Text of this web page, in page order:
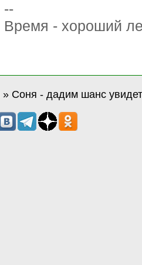
--
Время - хороший
» Соня - дадим шанс